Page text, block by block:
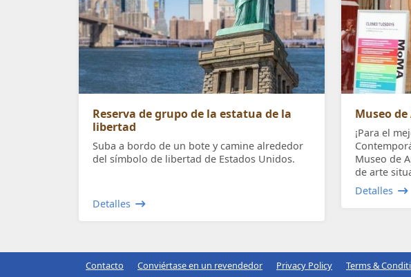
Reserva de grupo de la estatua de la
libertad
Suba a bordo de un bote y camine alrededor
del símbolo de libertad de Estados Unidos.
Detalles
Museo
¡Para el
Museo de
de arte
Detalles
Contacto Conviértase en un revendedor Privacy Policy Terms &